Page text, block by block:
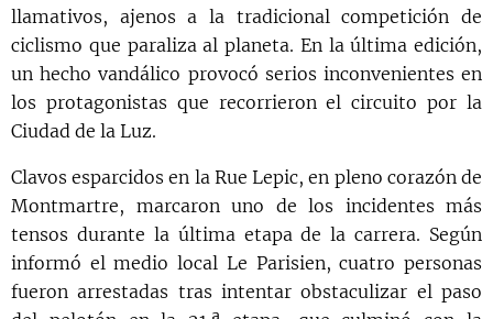
llamativos, ajenos a la tradicional competición de
ciclismo que paraliza al planeta. En la última edición,
un hecho vandálico provocó serios inconvenientes en
los protagonistas que recorrieron el circuito por la
Ciudad de la Luz.
Clavos esparcidos en la Rue Lepic, en pleno corazón de
Montmartre, marcaron uno de los incidentes más
tensos durante la última etapa de la carrera. Según
informó el medio local Le Parisien, cuatro personas
fueron arrestadas tras intentar obstaculizar el paso